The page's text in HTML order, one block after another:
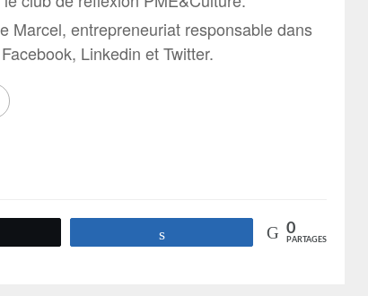
Marcel, entrepreneuriat responsable dans
Linkedin et Twitter.
0
PARTAGES